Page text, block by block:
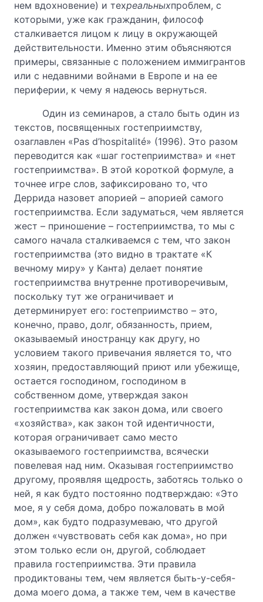
нем вдохновение) и техреальныхпроблем, с
которыми, уже как гражданин, философ
сталкивается лицом к лицу в окружающей
действительности. Именно этим объясняются
примеры, связанные с положением иммигрантов
или с недавними войнами в Европе и на ее
периферии, к чему я надеюсь вернуться.
Один из семинаров, а стало быть один из
текстов, посвященных гостеприимству,
озаглавлен «Pas d’hospitalité» (1996). Это разом
переводится как «шаг гостеприимства» и «нет
гостеприимства». В этой короткой формуле, а
точнее игре слов, зафиксировано то, что
Деррида назовет апорией – апорией самого
гостеприимства. Если задуматься, чем является
жест – приношение – гостеприимства, то мы с
самого начала сталкиваемся с тем, что закон
гостеприимства (это видно в трактате «К
вечному миру» у Канта) делает понятие
гостеприимства внутренне противоречивым,
поскольку тут же ограничивает и
детерминирует его: гостеприимство – это,
конечно, право, долг, обязанность, прием,
оказываемый иностранцу как другу, но
условием такого привечания является то, что
хозяин, предоставляющий приют или убежище,
остается господином, господином в
собственном доме, утверждая закон
гостеприимства как закон дома, или своего
«хозяйства», как закон той идентичности,
которая ограничивает само место
оказываемого гостеприимства, всячески
повелевая над ним. Оказывая гостеприимство
другому, проявляя щедрость, заботясь только о
ней, я как будто постоянно подтверждаю: «Это
мое, я у себя дома, добро пожаловать в мой
дом», как будто подразумеваю, что другой
должен «чувствовать себя как дома», но при
этом только если он, другой, соблюдает
правила гостеприимства. Эти правила
продиктованы тем, чем является быть-у-себя-
дома моего дома, а также тем, чем в качестве